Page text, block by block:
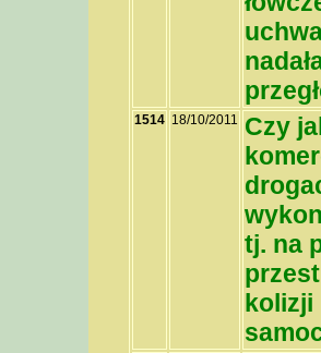
1514 18/10/2011 Czy
tj. na
kolizji